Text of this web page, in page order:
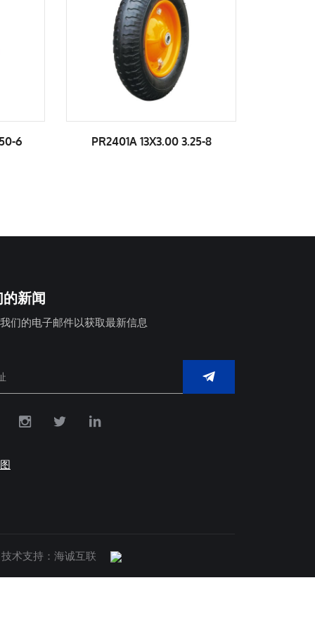
8 PR2001 12X4.00-6
新闻
们的电子邮件以获取最新信息
技术支持：海诚互联